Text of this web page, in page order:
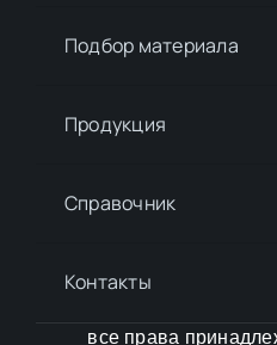
Подбор материалa
Продукция
Справочник
Контакты
все права